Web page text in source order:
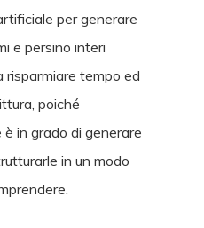
per generare
e persino interi
risparmiare tempo ed
poiché
in grado di generare
in un modo